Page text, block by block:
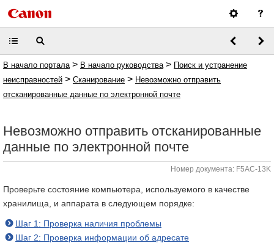
В начало портала > В начало руководства > Поиск и устранение
неисправностей > Сканирование > Невозможно отправить
отсканированные данные по электронной почте
Невозможно отправить отсканированные
данные по электронной почте
Номер документа: F5AC-13K
Проверьте состояние компьютера, используемого в качестве
хранилища, и аппарата в следующем порядке:
Шаг 1: Проверка наличия проблемы
Шаг 2: Проверка информации об адресате